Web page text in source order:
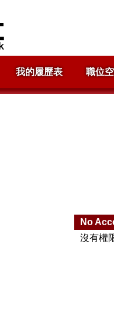
我的履歷表 職位
No
沒有權